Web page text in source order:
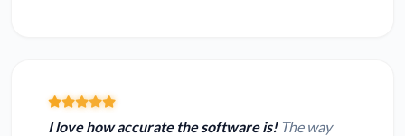
I love how accurate the software is!The way